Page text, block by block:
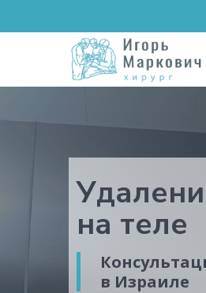
на теле
в Израиле